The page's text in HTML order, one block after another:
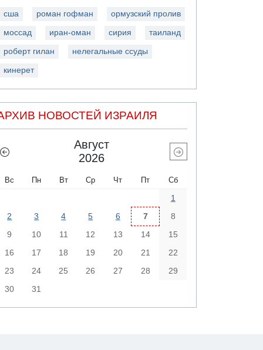
сша роман гофман ормузский пролив
моссад иран-оман сирия таиланд
роберт гилан нелегальные ссуды
кинерет
НОВОСТЕЙ ИЗРАИЛЯ
Август
2026
Вс Пн Вт Ср Чт Пт Сб
1
2
3 4 5 6 7
8
9
10 11 12 13 14
15
16
17 18 19 20 21
22
23
24 25 26 27 28
29
30
31